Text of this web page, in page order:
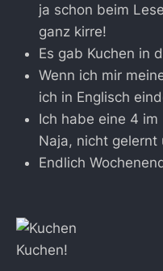
ja schon beim
ganz kirre!
Es gab Kuchen in
Wenn ich mir
ich in Englisch
Ich habe eine 4
Naja, nicht gelernt
Endlich
Kuchen!